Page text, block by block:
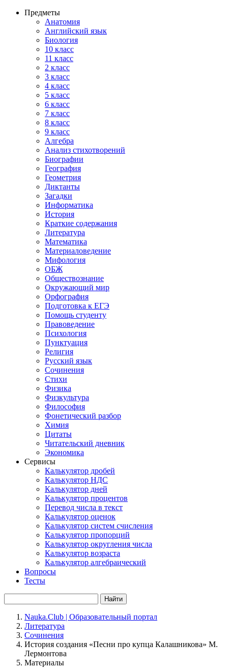
Предметы
Анатомия
Английский язык
Биология
10 класс
11 класс
2 класс
3 класс
4 класс
5 класс
6 класс
7 класс
8 класс
9 класс
Алгебра
Анализ стихотворений
Биографии
География
Геометрия
Диктанты
Загадки
Информатика
История
Краткие содержания
Литература
Математика
Материаловедение
Мифология
ОБЖ
Обществознание
Окружающий мир
Орфография
Подготовка к ЕГЭ
Помощь студенту
Правоведение
Психология
Пунктуация
Религия
Русский язык
Сочинения
Стихи
Физика
Физкультура
Философия
Фонетический разбор
Химия
Цитаты
Читательский дневник
Экономика
Сервисы
Калькулятор дробей
Калькулятор НДС
Калькулятор дней
Калькулятор процентов
Перевод числа в текст
Калькулятор оценок
Калькулятор систем счисления
Калькулятор пропорций
Калькулятор округления числа
Калькулятор возраста
Калькулятор алгебраический
Вопросы
Тесты
Найти
Nauka.Club | Образовательный портал
Литература
Сочинения
История создания «Песни про купца Калашникова» М.
Лермонтова
Материалы